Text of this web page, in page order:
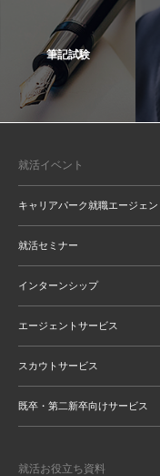
筆記試験
就活イベント
キャリアパーク就職エージェン
就活セミナー
インターンシップ
エージェントサービス
スカウトサービス
既卒・第二新卒向けサービス
就活お役立ち資料